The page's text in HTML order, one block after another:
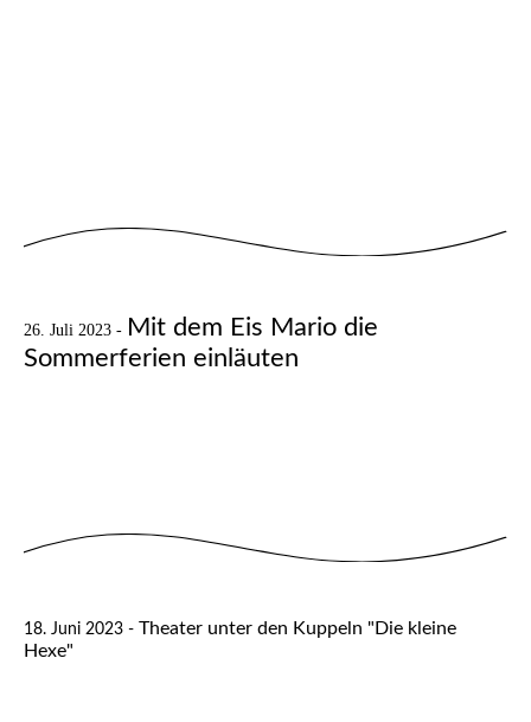
26. Juli 2023 - Mit dem Eis Mario die
Sommerferien einläuten
18. Juni 2023 - Theater unter den Kuppeln "Die kleine
Hexe"